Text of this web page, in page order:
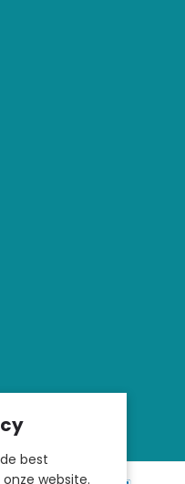
best
website.